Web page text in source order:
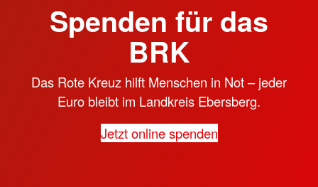
Spenden für das
BRK
Das Rote Kreuz hilft Menschen in Not – jeder
Euro bleibt im Landkreis Ebersberg.
Jetzt online spenden